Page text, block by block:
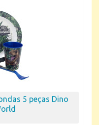
5 peças Dino